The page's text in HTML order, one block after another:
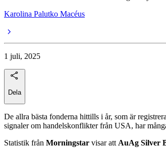
Karolina Palutko Macéus
1 juli, 2025
Dela
De allra bästa fonderna hittills i år, som är
signaler om handelskonflikter från USA, har
Statistik från Morningstar visar attAuAg Silver